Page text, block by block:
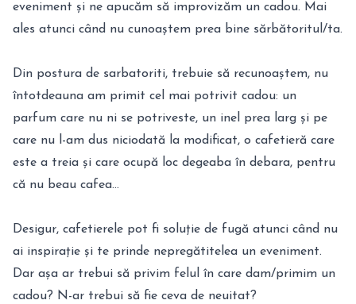
eveniment și ne apucăm să improvizăm un cadou. Mai
ales atunci când nu cunoaștem prea bine sărbătoritul/ta.
Din postura de sarbatoriti, trebuie să recunoaștem, nu
întotdeauna am primit cel mai potrivit cadou: un
parfum care nu ni se potriveste, un inel prea larg și pe
care nu l-am dus niciodată la modificat, o cafetieră care
este a treia și care ocupă loc degeaba în debara, pentru
că nu beau cafea…
Desigur, cafetierele pot fi soluție de fugă atunci când nu
ai inspirație și te prinde nepregătitelea un eveniment.
Dar așa ar trebui să privim felul în care dam/primim un
cadou? N-ar trebui să fie ceva de neuitat?